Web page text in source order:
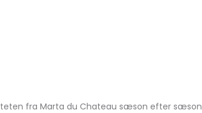
fra Marta du Chateau sæson efter sæson